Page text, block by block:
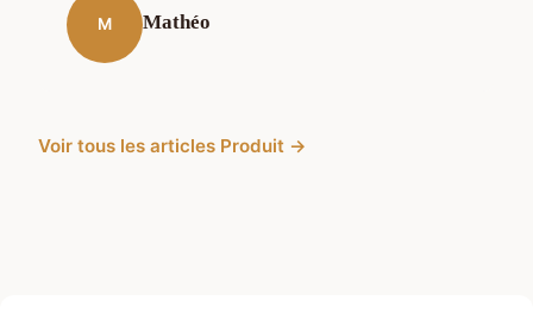
M Mathéo
Voir tous les articles Produit →